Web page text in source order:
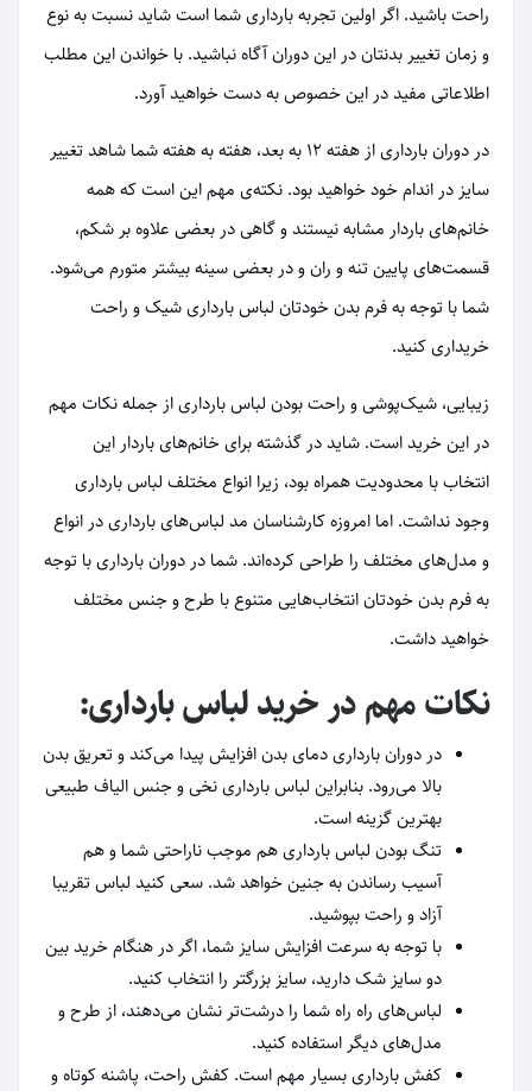
راحت باشید. اگر اولین تجربه بارداری شما است شاید نسبت به نوع
و زمان تغییر بدنتان در این دوران آگاه نباشید. با خواندن این مطلب
اطلاعاتی مفید در این خصوص به دست خواهید آورد.
در دوران بارداری از هفته 12 به بعد، هفته به هفته شما شاهد تغییر
سایز در اندام خود خواهید بود. نکته‌ی مهم این است که همه
خانم‌های باردار مشابه نیستند و گاهی در بعضی علاوه بر شکم،
قسمت‌های پایین تنه و ران و در بعضی سینه بیشتر متورم می‌شود.
شما با توجه به فرم بدن خودتان لباس بارداری شیک و راحت
خریداری کنید.
زیبایی، شیک‌پوشی و راحت بودن لباس بارداری از جمله نکات مهم
در این خرید است. شاید در گذشته برای خانم‌های باردار این
انتخاب با محدودیت همراه بود، زیرا انواع مختلف لباس بارداری
وجود نداشت. اما امروزه کارشناسان مد لباس‌های بارداری در انواع
و مدل‌های مختلف را طراحی کرده‌اند. شما در دوران بارداری با توجه
به فرم بدن خودتان انتخاب‌هایی متنوع با طرح و جنس مختلف
خواهید داشت.
نکات مهم در خرید لباس بارداری:
در دوران بارداری دمای بدن افزایش پیدا می‌کند و تعریق بدن
بالا می‌رود. بنابراین لباس بارداری نخی و جنس الیاف طبیعی
بهترین گزینه است.
تنگ بودن لباس بارداری هم موجب ناراحتی شما و هم
آسیب رساندن به جنین خواهد شد. سعی کنید لباس تقریبا
آزاد و راحت بپوشید.
با توجه به سرعت افزایش سایز شما، اگر در هنگام خرید بین
دو سایز شک دارید، سایز بزرگتر را انتخاب کنید.
لباس‌های راه راه شما را درشت‌تر نشان می‌دهند، از طرح و
مدل‌های دیگر استفاده کنید.
کفش بارداری بسیار مهم است. کفش راحت، پاشنه کوتاه و